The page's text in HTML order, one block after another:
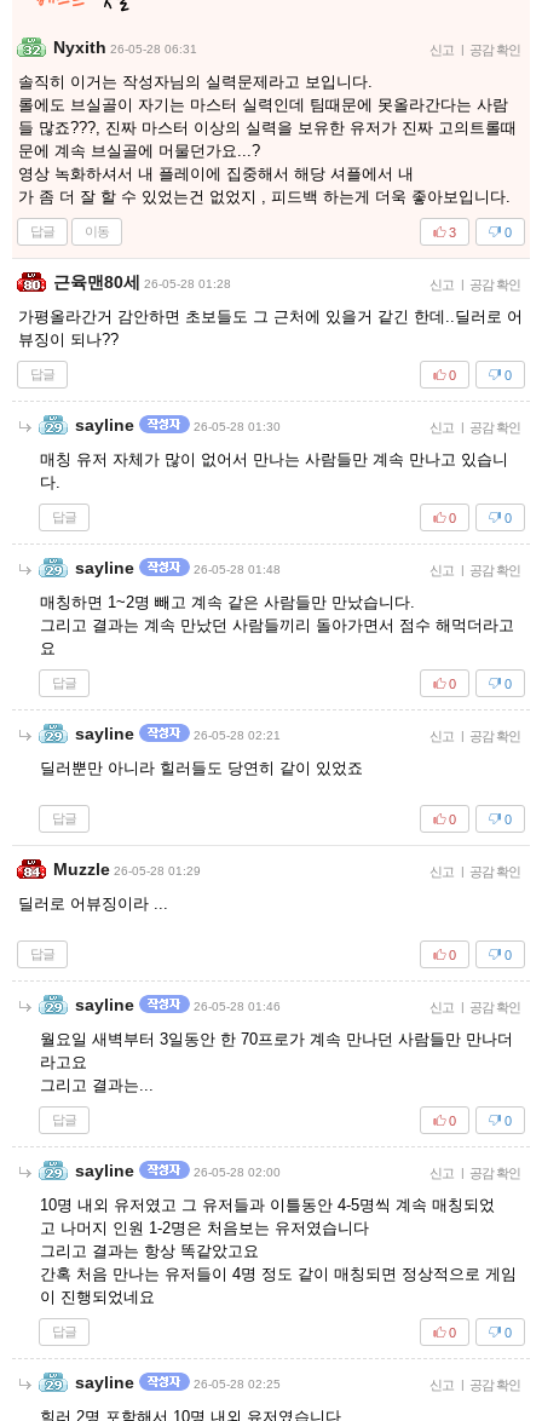
Nyxith 26-05-28 06:31 신고 | 공감 확인
솔직히 이거는 작성자님의 실력문제라고 보입니다.
롤에도 브실골이 자기는 마스터 실력인데 팀때문에 못올라간다는 사람
들 많죠???, 진짜 마스터 이상의 실력을 보유한 유저가 진짜 고의트롤때
문에 계속 브실골에 머물던가요...?
영상 녹화하셔서 내 플레이에 집중해서 해당 셔플에서 내
가 좀 더 잘 할 수 있었는건 없었지 , 피드백 하는게 더욱 좋아보입니다.
답글 이동 0
3
근육맨80세 26-05-28 01:28 신고 | 공감 확인
가평올라간거 감안하면 초보들도 그 근처에 있을거 같긴 한데..딜러로 어
뷰징이 되나??
답글 0
0
sayline 26-05-28 01:30 신고 | 공감 확인
매칭 유저 자체가 많이 없어서 만나는 사람들만 계속 만나고 있습니
다.
답글 0
0
sayline 26-05-28 01:48 신고 | 공감 확인
매칭하면 1~2명 빼고 계속 같은 사람들만 만났습니다.
그리고 결과는 계속 만났던 사람들끼리 돌아가면서 점수 해먹더라고
요
답글 0
0
sayline 26-05-28 02:21 신고 | 공감 확인
딜러뿐만 아니라 힐러들도 당연히 같이 있었죠
답글 0
0
Muzzle 26-05-28 01:29 신고 | 공감 확인
딜러로 어뷰징이라 ...
답글 0
0
sayline 26-05-28 01:46 신고 | 공감 확인
월요일 새벽부터 3일동안 한 70프로가 계속 만나던 사람들만 만나더
라고요
그리고 결과는...
답글 0
0
sayline 26-05-28 02:00 신고 | 공감 확인
10명 내외 유저였고 그 유저들과 이틀동안 4-5명씩 계속 매칭되었
고 나머지 인원 1-2명은 처음보는 유저였습니다
그리고 결과는 항상 똑같았고요
간혹 처음 만나는 유저들이 4명 정도 같이 매칭되면 정상적으로 게임
이 진행되었네요
답글 0
0
sayline 26-05-28 02:25 신고 | 공감 확인
힐러 2명 포함해서 10명 내외 유저였습니다